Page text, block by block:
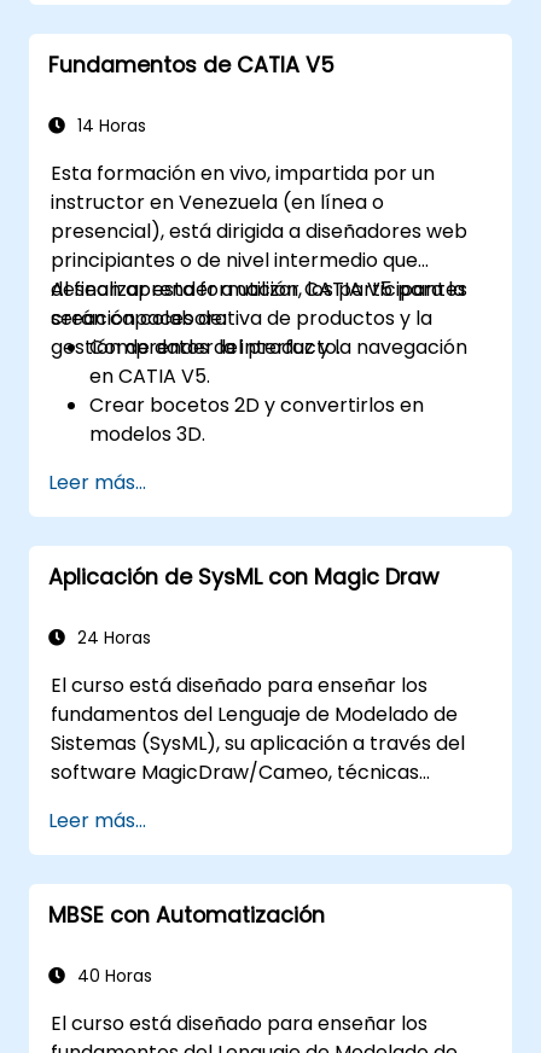
Fundamentos de CATIA V5
14 Horas
Esta formación en vivo, impartida por un
instructor en Venezuela (en línea o
presencial), está dirigida a diseñadores web
principiantes o de nivel intermedio que
desean aprender a utilizar CATIA V5 para la
creación colaborativa de productos y la
gestión de datos del producto.
Al finalizar esta formación, los participantes
serán capaces de:
Comprender la interfaz y la navegación
en CATIA V5.
Crear bocetos 2D y convertirlos en
modelos 3D.
múltiples componentes.
Leer más...
Aplicación de SysML con Magic Draw
24 Horas
El curso está diseñado para enseñar los
fundamentos del Lenguaje de Modelado de
Sistemas (SysML), su aplicación a través del
software MagicDraw/Cameo, técnicas
Sistemas Basada en Modelos (MBSE) y
mejores prácticas en MBSE.
Leer más...
MBSE con Automatización
40 Horas
El curso está diseñado para enseñar los